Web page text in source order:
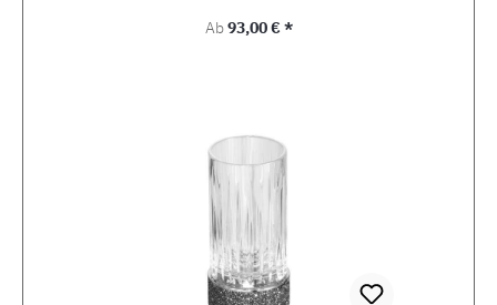
Regulärer Preis:
Ab93,00 € *